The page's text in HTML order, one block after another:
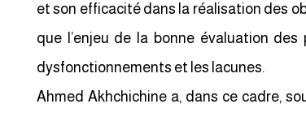
et son efficacité dans la réalisation des
que l’enjeu de la bonne évaluation
dysfonctionnements et les lacunes.
Ahmed Akhchichine a, dans ce cadre,